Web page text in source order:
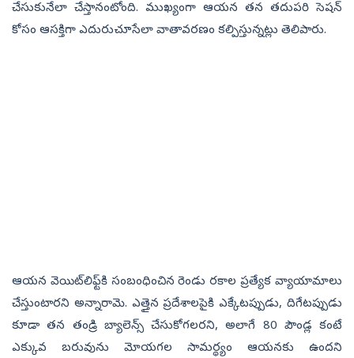
చేసుకునేలా చేస్తానంటోంది. ముఖ్యంగా ఆయన తన తదుపరి సెషన్‌
కోసం ఆసక్తిగా ఎదురుచూసేలా వాతావరణం కల్పిస్తున్నట్లు తెలిపారు.
ఆయన వెయిట్‌లిఫ్ట్‌కి సంబంధించిన రెండు రకాల ప్రత్యేక వ్యాయామాలు
చేస్తుంటారని అన్నారామె. ఎత్తైన ప్రదేశాలపైకి ఎక్కేటప్పుడు, దిగేటప్పుడు
కూడా తన తండ్రి బ్యాలెన్స్‌ చేసుకోగలరని, అలాగే 80 పౌండ్ల కంటే
ఎక్కువ బరువును మోయగల సామర్థ్యం ఆయనకు ఉందని